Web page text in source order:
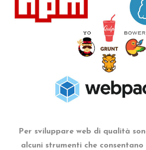
Per sviluppare web di qualità
alcuni strumenti che consentano